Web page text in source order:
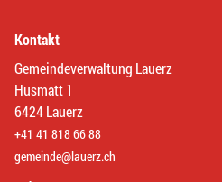
Kontakt
Gemeindeverwaltung Lauerz
Husmatt 1
6424 Lauerz
+41 41 818 66 88
gemeinde@lauerz.ch